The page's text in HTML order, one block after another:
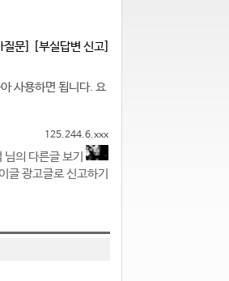
문] [부실답변 신고]
사용하면 됩니다. 요
125.244.6.xxx
님의 다른글 보기
글 광고글로 신고하기